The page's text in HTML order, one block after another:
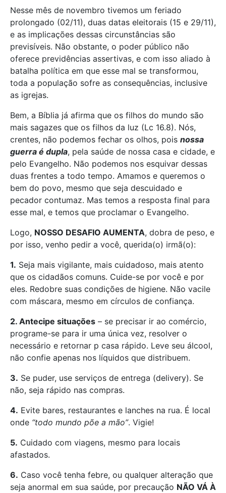
Nesse mês de novembro tivemos um feriado
prolongado (02/11), duas datas eleitorais (15 e 29/11),
e as implicações dessas circunstâncias são
previsíveis. Não obstante, o poder público não
oferece previdências assertivas, e com isso aliado à
batalha política em que esse mal se transformou,
toda a população sofre as consequências, inclusive
as igrejas.
Bem, a Bíblia já afirma que os filhos do mundo são
mais sagazes que os filhos da luz (Lc 16.8). Nós,
crentes, não podemos fechar os olhos, pois nossa
guerra é dupla, pela saúde de nossa casa e cidade, e
pelo Evangelho. Não podemos nos esquivar dessas
duas frentes a todo tempo. Amamos e queremos o
bem do povo, mesmo que seja descuidado e
pecador contumaz. Mas temos a resposta final para
esse mal, e temos que proclamar o Evangelho.
Logo, NOSSO DESAFIO AUMENTA, dobra de peso, e
por isso, venho pedir a você, querida(o) irmã(o):
1. Seja mais vigilante, mais cuidadoso, mais atento
que os cidadãos comuns. Cuide-se por você e por
eles. Redobre suas condições de higiene. Não vacile
com máscara, mesmo em círculos de confiança.
2. Antecipe situações – se precisar ir ao comércio,
programe-se para ir uma única vez, resolver o
necessário e retornar p casa rápido. Leve seu álcool,
não confie apenas nos líquidos que distribuem.
3. Se puder, use serviços de entrega (delivery). Se
não, seja rápido nas compras.
4. Evite bares, restaurantes e lanches na rua. É local
onde “todo mundo põe a mão”. Vigie!
5. Cuidado com viagens, mesmo para locais
afastados.
6. Caso você tenha febre, ou qualquer alteração que
seja anormal em sua saúde, por precaução NÃO VÁ À